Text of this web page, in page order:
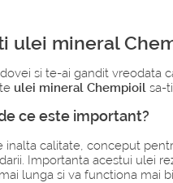
ulei mineral
si te-ai gandit
ulei mineral Chempioil sa-
ce este important?
calitate, conceput
Importanta acestui ulei
lunga si va functiona mai